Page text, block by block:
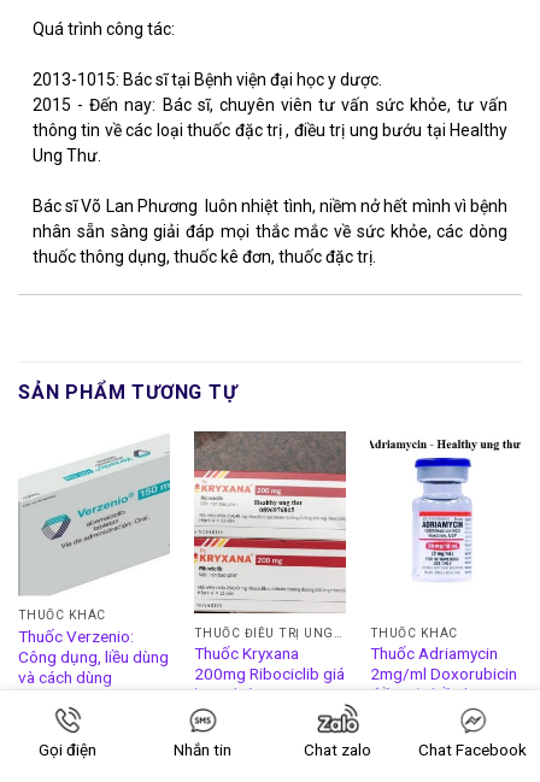
Quá trình công tác:
2013-1015: Bác sĩ tại Bệnh viện đại học y dược.
2015 - Đến nay: Bác sĩ, chuyên viên tư vấn sức khỏe, tư vấn
thông tin về các loại thuốc đặc trị , điều trị ung bướu tại Healthy
Ung Thư.
Bác sĩ Võ Lan Phương luôn nhiệt tình, niềm nở hết mình vì bệnh
nhân sẵn sàng giải đáp mọi thắc mắc về sức khỏe, các dòng
thuốc thông dụng, thuốc kê đơn, thuốc đặc trị.
SẢN PHẨM TƯƠNG TỰ
THUỐC KHÁC
Thuốc Verzenio:
Công dụng, liều dùng
và cách dùng
Thuốc Kryxana
200mg Ribociclib giá
bao nhiêu
THUỐC KHÁC
Thuốc Adriamycin
2mg/ml Doxorubicin
điều trị nhiều loại ung
Gọi điện
Nhắn tin Chat zalo Chat Facebook